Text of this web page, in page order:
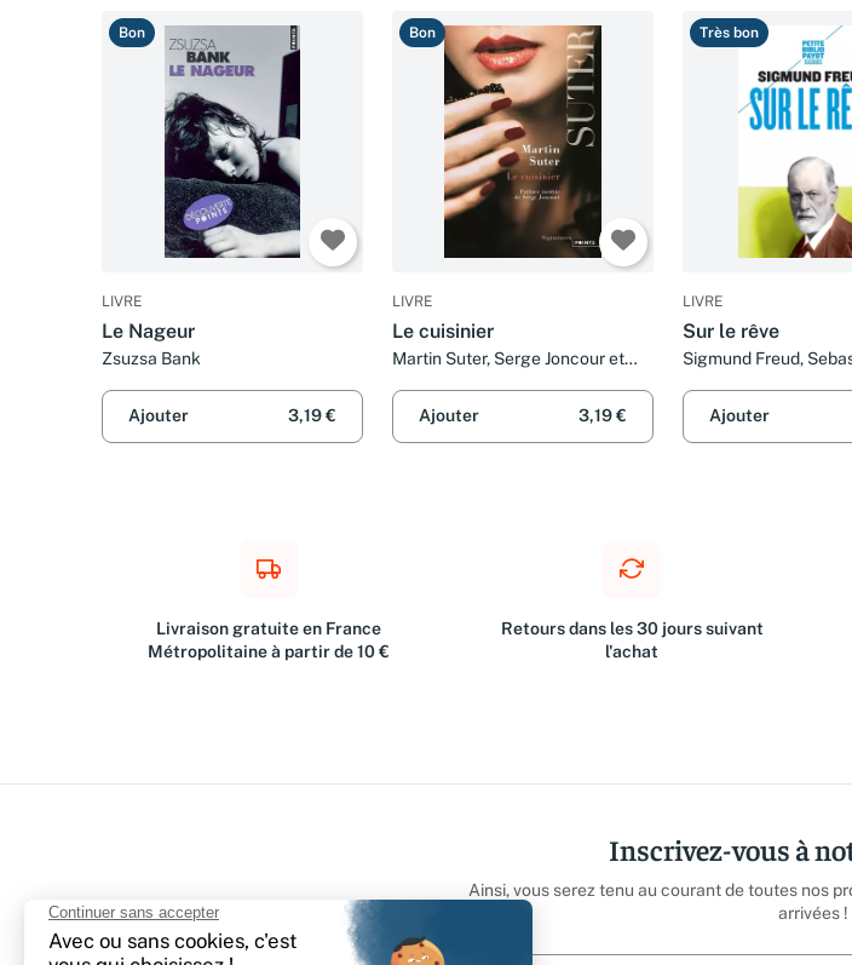
Bon
LIVRE
Le Nageur
Zsuzsa Bank
Ajouter 3,19 €
Bon
LIVRE
Le cuisinier
Martin Suter, Serge Joncour et
Ajouter
3,19 €
Très bon
LIVRE
Sur le rêve
Sigmund Freud,
Ajouter
Livraison gratuite en France
Métropolitaine à partir de 10 €
Retours dans les 30 jours suivant
l'achat
Inscrivez-vous à
Ainsi, vous serez tenu au courant de toutes nos
arrivées !